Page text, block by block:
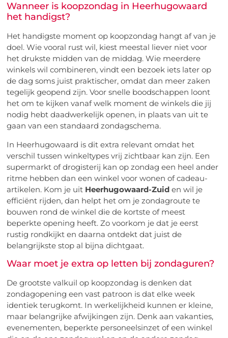
Wanneer is koopzondag in Heerhugowaard
het handigst?
Het handigste moment op koopzondag hangt af van je
doel. Wie vooral rust wil, kiest meestal liever niet voor
het drukste midden van de middag. Wie meerdere
winkels wil combineren, vindt een bezoek iets later op
de dag soms juist praktischer, omdat dan meer zaken
tegelijk geopend zijn. Voor snelle boodschappen loont
het om te kijken vanaf welk moment de winkels die jij
nodig hebt daadwerkelijk openen, in plaats van uit te
gaan van een standaard zondagschema.
In Heerhugowaard is dit extra relevant omdat het
verschil tussen winkeltypes vrij zichtbaar kan zijn. Een
supermarkt of drogisterij kan op zondag een heel ander
ritme hebben dan een winkel voor wonen of cadeau-
artikelen. Kom je uit Heerhugowaard-Zuid en wil je
efficiënt rijden, dan helpt het om je zondagroute te
bouwen rond de winkel die de kortste of meest
beperkte opening heeft. Zo voorkom je dat je eerst
rustig rondkijkt en daarna ontdekt dat juist de
belangrijkste stop al bijna dichtgaat.
Waar moet je extra op letten bij zondaguren?
De grootste valkuil op koopzondag is denken dat
zondagopening een vast patroon is dat elke week
identiek terugkomt. In werkelijkheid kunnen er kleine,
maar belangrijke afwijkingen zijn. Denk aan vakanties,
evenementen, beperkte personeelsinzet of een winkel